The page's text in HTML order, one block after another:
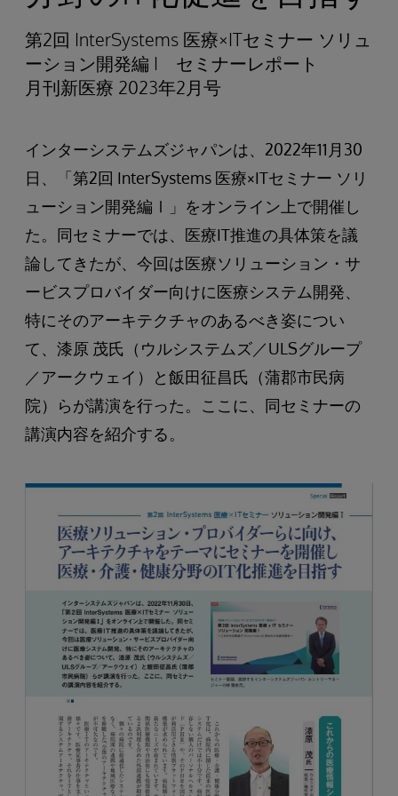
第2回 InterSystems 医療×ITセミナー ソリュ
ーション開発編 I セミナーレポート
月刊新医療 2023年2月号
インターシステムズジャパンは、2022年11月30
日、「第2回 InterSystems 医療×ITセミナー ソリ
ューション開発編Ⅰ」をオンライン上で開催し
た。同セミナーでは、医療IT推進の具体策を議
論してきたが、今回は医療ソリューション・サ
ービスプロバイダー向けに医療システム開発、
特にそのアーキテクチャのあるべき姿につい
て、漆原 茂氏（ウルシステムズ／ULSグループ
／アークウェイ）と飯田征昌氏（蒲郡市民病
院）らが講演を行った。ここに、同セミナーの
講演内容を紹介する。